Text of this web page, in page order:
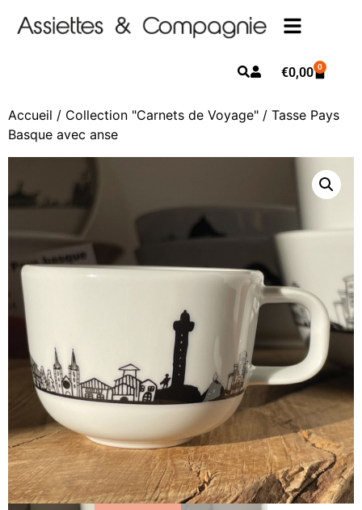
€0,00 0
Accueil / Collection "Carnets de Voyage" / Tasse Pays
Basque avec anse